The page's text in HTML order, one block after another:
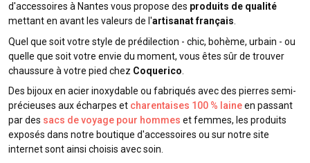
d'accessoires à Nantes vous propose des produits de qualité
mettant en avant les valeurs de l'artisanat français.
Quel que soit votre style de prédilection - chic, bohème, urbain - ou
quelle que soit votre envie du moment, vous êtes sûr de trouver
chaussure à votre pied chez Coquerico
Des bijoux en acier inoxydable ou fabriqués avec des pierres semi-
précieuses aux écharpes et charentaises 100 % laineen passant
par des sacs de voyage pour hommes et femmes, les produits
exposés dans notre boutique d'accessoires ou sur notre site
internet sont ainsi choisis avec soin.